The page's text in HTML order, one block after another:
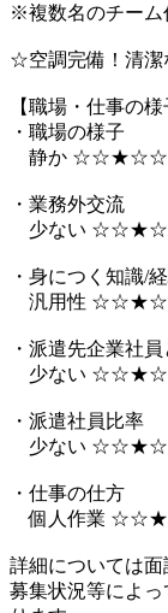
※複数名のチーム
☆空調完備！清潔
【職場・仕事の様
・職場の様子
静か ☆☆★☆☆
・業務外交流
少ない
・身につく知識/
汎用性
・派遣先企業社
少ない
・派遣社員比率
少ない
・仕事の仕方
個人作業
詳細については面
募集状況等によ